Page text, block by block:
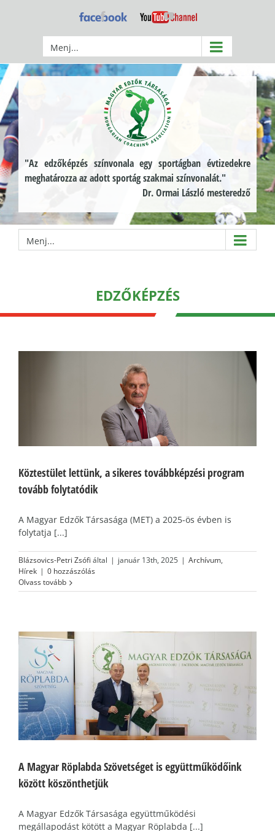
Facebook YouTube
Menj...
"Az edzőképzés színvonala egy sportágban évtizedekre
meghatározza az adott sportág szakmai színvonalát."
Dr. Ormai László mesteredző
Menj...
EDZŐKÉPZÉS
Köztestület lettünk, a sikeres továbbképzési program
tovább folytatódik
A Magyar Edzők Társasága (MET) a 2025-ös évben is
folytatja [...]
Blázsovics-Petri Zsófi által | január 13th, 2025 | Archívum,
Hírek | 0 hozzászólás
Olvass tovább
A Magyar Röplabda Szövetséget is együttműködőink
között köszönthetjük
A Magyar Edzők Társasága együttműködési
megállapodást kötött a Magyar Röplabda [...]